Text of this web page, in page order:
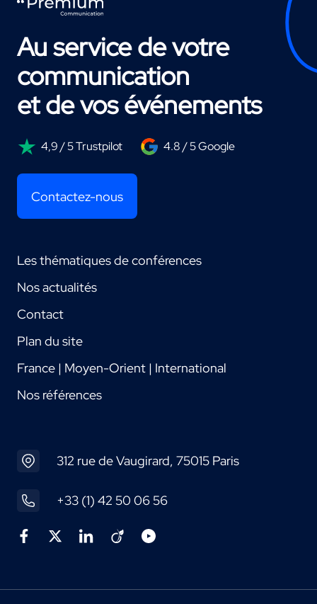
Au service de votre
communication
et de vos événements
4,9 / 5 Trustpilot 4.8 / 5 Google
Contactez-nous
Les thématiques de conférences
Nos actualités
Contact
Plan du site
France | Moyen-Orient | International
Nos références
312 rue de Vaugirard, 75015 Paris
+33 (1) 42 50 06 56